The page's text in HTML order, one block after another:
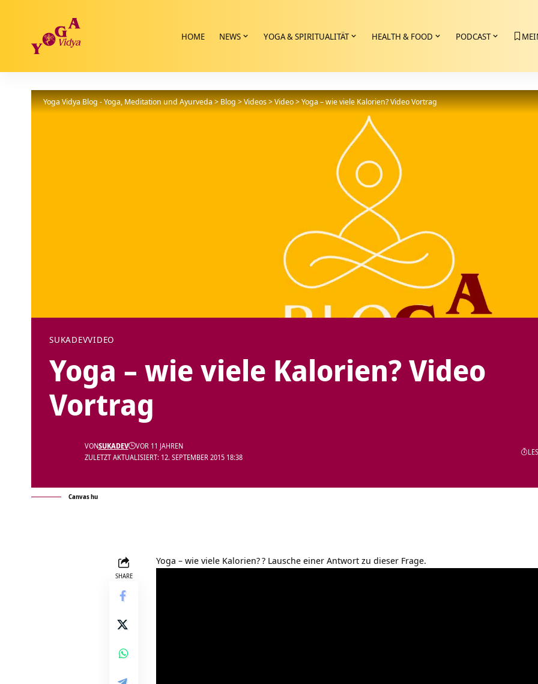
HOME NEWS YOGA & SPIRITUALITÄT HEALTH & FOOD PODCAST
Yoga Vidya Blog - Yoga, Meditation und Ayurveda>Blog>Videos>Video>Yoga – wie viele Kalorien? Video Vortrag
SUKADEVVIDEO
Yoga – wie viele Kalorien? Video
Vortrag
ZULETZT AKTUALISIERT: 12. SEPTEMBER 2015 18:38
VONSUKADEV VOR 11 JAHREN
Canvas hu
SHARE
Yoga – wie viele Kalorien?? Lausche einer Antwort zu dieser Frage.